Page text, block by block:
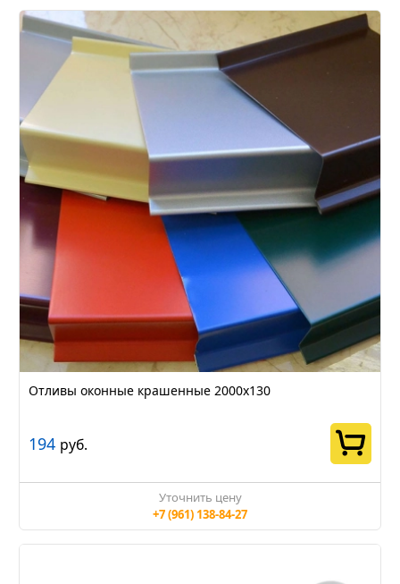
Отливы оконные крашенные 2000х130
194 руб.
Уточнить цену
+7 (961) 138-84-27